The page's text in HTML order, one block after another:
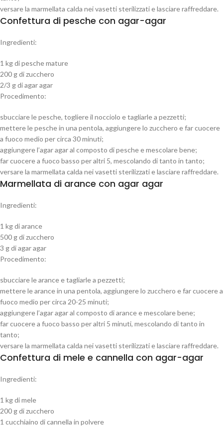
versare la marmellata calda nei vasetti sterilizzati e lasciare raffreddare.
Confettura di pesche con agar-agar
Ingredienti:
1 kg di pesche mature
200 g di zucchero
2/3 g di agar agar
Procedimento:
sbucciare le pesche, togliere il nocciolo e tagliarle a pezzetti;
mettere le pesche in una pentola, aggiungere lo zucchero e far cuocere
a fuoco medio per circa 30 minuti;
aggiungere l’agar agar al composto di pesche e mescolare bene;
far cuocere a fuoco basso per altri 5, mescolando di tanto in tanto;
versare la marmellata calda nei vasetti sterilizzati e lasciare raffreddare.
Marmellata di arance con agar agar
Ingredienti:
1 kg di arance
500 g di zucchero
3 g di agar agar
Procedimento:
sbucciare le arance e tagliarle a pezzetti;
mettere le arance in una pentola, aggiungere lo zucchero e far cuocere a
fuoco medio per circa 20-25 minuti;
aggiungere l’agar agar al composto di arance e mescolare bene;
far cuocere a fuoco basso per altri 5 minuti, mescolando di tanto in
tanto;
versare la marmellata calda nei vasetti sterilizzati e lasciare raffreddare.
Confettura di mele e cannella con agar-agar
Ingredienti:
1 kg di mele
200 g di zucchero
1 cucchiaino di cannella in polvere